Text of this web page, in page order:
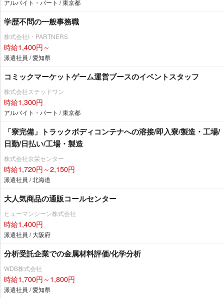
アルバイト・パート / 東京都
学歴不問の一般事務職
株式会社I・PARTNERS
時給1,400円～
派遣社員 / 愛知県
コミックマーケットゲーム運営ブースのイベントスタッフ
株式会社ステッドワン
時給1,300円
アルバイト・パート / 東京都
「寮完備」トラックボディコンテナへの溶接/即入寮/製造・工場/
日勤/日払い/工場・製造
株式会社京栄センター
時給1,720円～2,150円
派遣社員 / 北海道
大人気商品の通販コールセンター
ヒューマンシーン株式会社
時給1,400円
派遣社員 / 大阪府
分析受託企業での金属材料評価/化学分析
WDB株式会社
時給1,700円～1,800円
派遣社員 / 愛知県